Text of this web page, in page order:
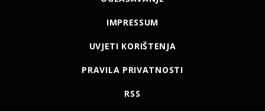
IMPRESSUM
UVJETI KORIŠTENJA
PRAVILA PRIVATNOSTI
RSS